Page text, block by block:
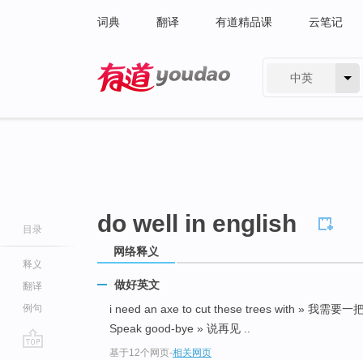
词典 翻译 有道精品课 云笔记
中英
目录
释义
翻译
例句
do well in english
网络释义
做好英文
i need an axe to cut these trees with » 我需要一
Speak good-bye » 说再见 ..
基于12个网页-相关网页